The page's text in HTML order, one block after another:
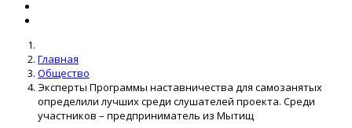
Главная
Общество
Эксперты Программы наставничества для самозанятых
определили лучших среди слушателей проекта. Среди
участников – предприниматель из Мытищ